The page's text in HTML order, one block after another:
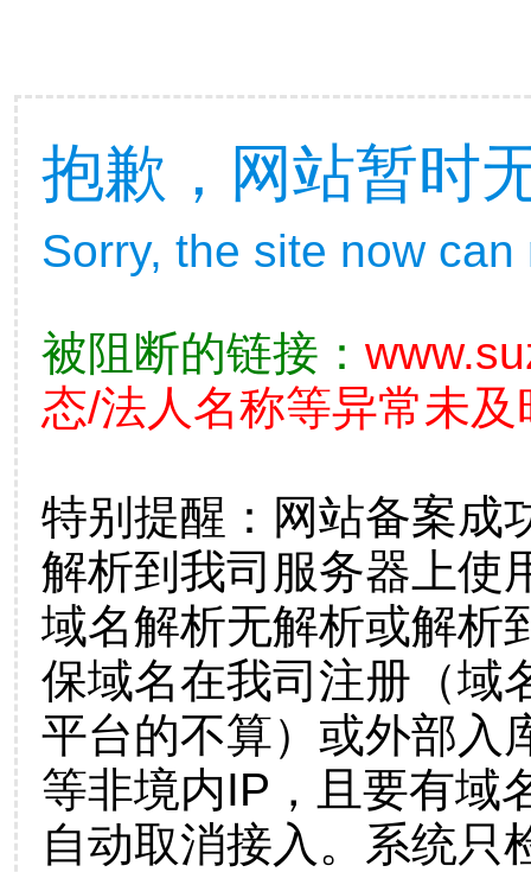
抱歉，网站暂时
Sorry, the site now
被阻断的链接：
态/法人名称等异常未及
特别提醒：网站备案成
解析到我司服务器上使
域名解析无解析或解析
保域名在我司注册（域
平台的不算）或外部入
等非境内IP，且要有域
自动取消接入。系统只